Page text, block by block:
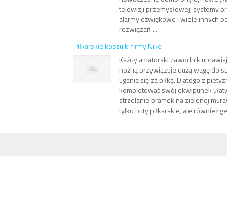
telewizji przemysłowej, systemy
alarmy dźwiękowe i wiele innych
rozwiązań....
Piłkarskie koszulki firmy Nike
Każdy amatorski zawodnik
nożną przywiązuje dużą wagę do
ugania się za piłką. Dlatego z
kompletować swój ekwipunek
strzelanie bramek na zielonej
tylko buty piłkarskie, ale również